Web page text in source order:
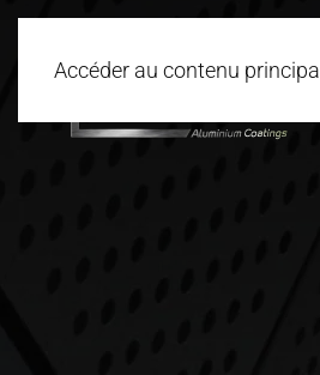
Accéder au contenu principal